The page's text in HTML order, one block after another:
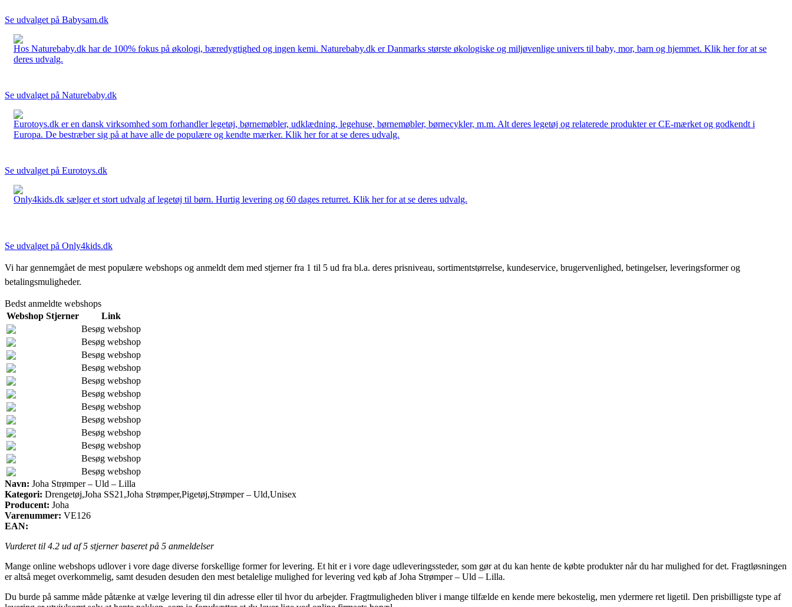
Se udvalget på Babysam.dk
Hos Naturebaby.dk har de 100% fokus på økologi, bæredygtighed og ingen kemi. Naturebaby.dk er Danmarks største økologiske og miljøvenlige univers til baby, mor, barn og hjemmet. Klik her for at se
deres udvalg.
Se udvalget på Naturebaby.dk
Eurotoys.dk er en dansk virksomhed som forhandler legetøj, børnemøbler, udklædning, legehuse, børnemøbler, børnecykler, m.m. Alt deres legetøj og relaterede produkter er CE-mærket og godkendt i
Europa. De bestræber sig på at have alle de populære og kendte mærker. Klik her for at se deres udvalg.
Se udvalget på Eurotoys.dk
Only4kids.dk sælger et stort udvalg af legetøj til børn. Hurtig levering og 60 dages returret. Klik her for at se deres udvalg.
Se udvalget på Only4kids.dk
Vi har gennemgået de mest populære webshops og anmeldt dem med stjerner fra 1 til 5 ud fra bl.a. deres prisniveau, sortimentstørrelse, kundeservice, brugervenlighed, betingelser, leveringsformer og
betalingsmuligheder.
Bedst anmeldte webshops
Webshop Stjerner
Link
Besøg webshop
Besøg webshop
Besøg webshop
Besøg webshop
Besøg webshop
Besøg webshop
Besøg webshop
Besøg webshop
Besøg webshop
Besøg webshop
Besøg webshop
Besøg webshop
Navn: Joha Strømper – Uld – Lilla
Kategori: Drengetøj,Joha SS21,Joha Strømper,Pigetøj,Strømper – Uld,Unisex
Producent: Joha
Varenummer: VE126
EAN:
Vurderet til 4.2 ud af 5 stjerner baseret på 5 anmeldelser
Mange online webshops udlover i vore dage diverse forskellige former for levering. Et hit er i vore dage udleveringssteder, som gør at du kan hente de købte produkter når du har mulighed for det. Fragtløsningen
er altså meget overkommelig, samt desuden desuden den mest betalelige mulighed for levering ved køb af Joha Strømper – Uld – Lilla.
Du burde på samme måde påtænke at vælge levering til din adresse eller til hvor du arbejder. Fragtmuligheden bliver i mange tilfælde en kende mere bekostelig, men ydermere ret ligetil. Den prisbilligste type af